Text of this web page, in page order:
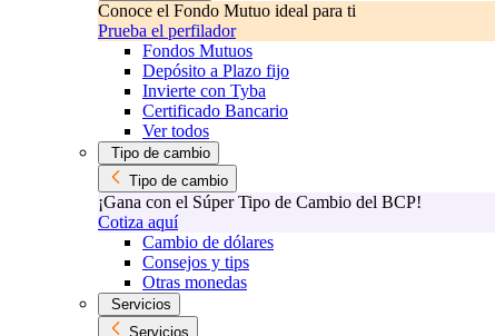
Conoce el Fondo Mutuo ideal para ti
Prueba el perfilador
Fondos Mutuos
Depósito a Plazo fijo
Invierte con Tyba
Certificado Bancario
Ver todos
Tipo de cambio
Tipo de cambio
¡Gana con el Súper Tipo de Cambio del BCP!
Cotiza aquí
Cambio de dólares
Consejos y tips
Otras monedas
Servicios
Servicios